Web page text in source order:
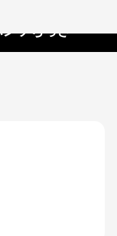
ツちっさ
ｗｗｗｗｗ